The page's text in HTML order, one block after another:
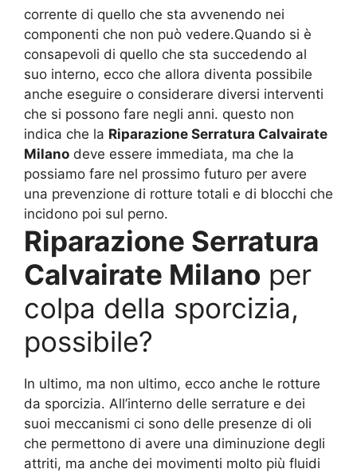
corrente di quello che sta avvenendo nei
componenti che non può vedere.Quando si è
consapevoli di quello che sta succedendo al
suo interno, ecco che allora diventa possibile
anche eseguire o considerare diversi interventi
che si possono fare negli anni. questo non
indica che la Riparazione Serratura Calvairate
Milano deve essere immediata, ma che la
possiamo fare nel prossimo futuro per avere
una prevenzione di rotture totali e di blocchi che
incidono poi sul perno.
Riparazione Serratura
Calvairate Milano per
colpa della sporcizia,
possibile?
In ultimo, ma non ultimo, ecco anche le rotture
da sporcizia. All’interno delle serrature e dei
suoi meccanismi ci sono delle presenze di oli
che permettono di avere una diminuzione degli
attriti, ma anche dei movimenti molto più fluidi